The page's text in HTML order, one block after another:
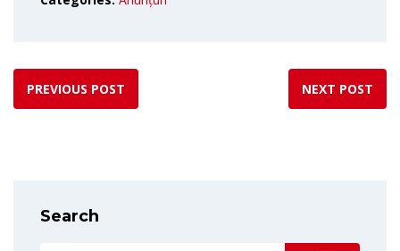
PREVIOUS POST NEXT POST
Search